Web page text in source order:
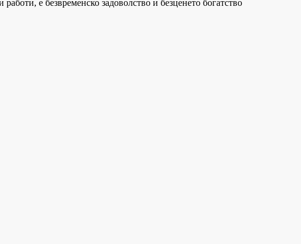
е безвременско задоволство и безценето богатство